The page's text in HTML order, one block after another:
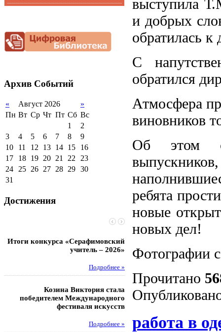
Снижение
документационной
нагрузки
Архив Событий
« Август 2026
»
Пн Вт Ср Чт Пт Сб Вс
1
2
3
4 5 6 7 8
9
10
11 12 13 14 15
16
17
18 19 20 21 22 23
24 25 26 27 28 29 30
31
Достижения
Итоги конкурса «Серафимовский
учитель – 2026»
Подробнее »
Козина Виктория стала
победителем Международного
фестиваля искусств
Подробнее »
областных
Музафаров Пётр стал
турнира
выступила
и добрых
обратилась
С
обратился
Атмосфера
виновников
Об этом
ребята
новые
новых дел!
Фотографии
Прочитано
работа в